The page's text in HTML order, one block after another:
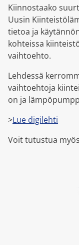
Kiinnostaako
Uusin
tietoa ja
kohteissa
vaihtoehto.
Lehdessä
vaihtoehtoja
on ja
>Lue digilehti
Voit tutustua myös